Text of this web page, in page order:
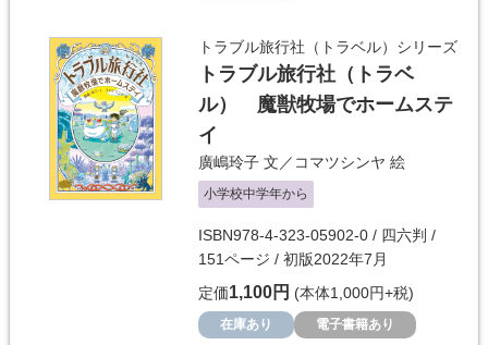
トラブル旅行社（トラベル）シリーズ
トラブル旅行社（トラベ
ル） 魔獣牧場でホームステ
イ
廣嶋玲子 文／ コマツシンヤ 絵
小学校中学年から
ISBN978-4-323-05902-0 / 四六判 /
151ページ / 初版2022年7月
定価1,100円 (本体1,000円+税)
在庫あり 電子書籍あり